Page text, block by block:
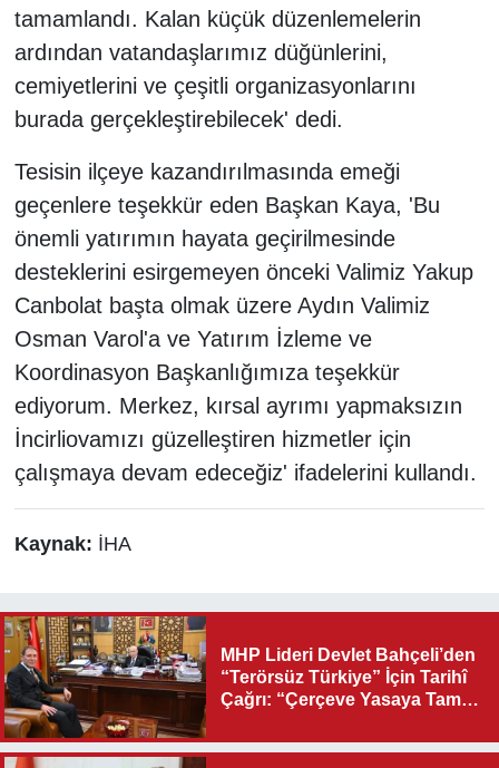
tamamlandı. Kalan küçük düzenlemelerin
ardından vatandaşlarımız düğünlerini,
cemiyetlerini ve çeşitli organizasyonlarını
burada gerçekleştirebilecek' dedi.
Tesisin ilçeye kazandırılmasında emeği
geçenlere teşekkür eden Başkan Kaya, 'Bu
önemli yatırımın hayata geçirilmesinde
desteklerini esirgemeyen önceki Valimiz Yakup
Canbolat başta olmak üzere Aydın Valimiz
Osman Varol'a ve Yatırım İzleme ve
Koordinasyon Başkanlığımıza teşekkür
ediyorum. Merkez, kırsal ayrımı yapmaksızın
İncirliovamızı güzelleştiren hizmetler için
çalışmaya devam edeceğiz' ifadelerini kullandı.
Kaynak: İHA
MHP Lideri Devlet Bahçeli’den
“Terörsüz Türkiye” İçin Tarihî
Çağrı: “Çerçeve Yasaya Tam